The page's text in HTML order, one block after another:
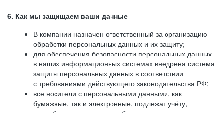
6. Как мы защищаем ваши данные
В компании назначен ответственный за организацию
обработки персональных данных и их защиту;
для обеспечения безопасности персональных данных
в наших информационных системах внедрена система
защиты персональных данных в соответствии
с требованиями действующего законодательства РФ;
все носители с персональными данными, как
бумажные, так и электронные, подлежат учёту,